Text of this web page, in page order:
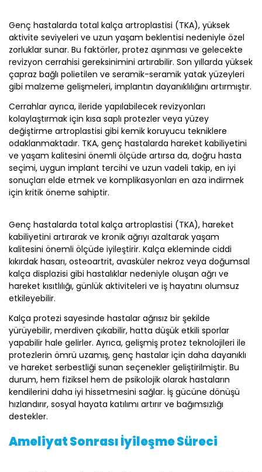
Genç hastalarda total kalça artroplastisi (TKA), yüksek
aktivite seviyeleri ve uzun yaşam beklentisi nedeniyle özel
zorluklar sunar. Bu faktörler, protez aşınması ve gelecekte
revizyon cerrahisi gereksinimini artırabilir. Son yıllarda yüksek
çapraz bağlı polietilen ve seramik-seramik yatak yüzeyleri
gibi malzeme gelişmeleri, implantın dayanıklılığını artırmıştır.
Cerrahlar ayrıca, ileride yapılabilecek revizyonları
kolaylaştırmak için kısa saplı protezler veya yüzey
değiştirme artroplastisi gibi kemik koruyucu tekniklere
odaklanmaktadır. TKA, genç hastalarda hareket kabiliyetini
ve yaşam kalitesini önemli ölçüde artırsa da, doğru hasta
seçimi, uygun implant tercihi ve uzun vadeli takip, en iyi
sonuçları elde etmek ve komplikasyonları en aza indirmek
için kritik öneme sahiptir.
Genç hastalarda total kalça artroplastisi (TKA), hareket
kabiliyetini artırarak ve kronik ağrıyı azaltarak yaşam
kalitesini önemli ölçüde iyileştirir. Kalça ekleminde ciddi
kıkırdak hasarı, osteoartrit, avasküler nekroz veya doğumsal
kalça displazisi gibi hastalıklar nedeniyle oluşan ağrı ve
hareket kısıtlılığı, günlük aktiviteleri ve iş hayatını olumsuz
etkileyebilir.
Kalça protezi sayesinde hastalar ağrısız bir şekilde
yürüyebilir, merdiven çıkabilir, hatta düşük etkili sporlar
yapabilir hale gelirler. Ayrıca, gelişmiş protez teknolojileri ile
protezlerin ömrü uzamış, genç hastalar için daha dayanıklı
ve hareket serbestliği sunan seçenekler geliştirilmiştir. Bu
durum, hem fiziksel hem de psikolojik olarak hastaların
kendilerini daha iyi hissetmesini sağlar. İş gücüne dönüşü
hızlandırır, sosyal hayata katılımı artırır ve bağımsızlığı
destekler.
Ameliyat Sonrası İyileşme Süreci